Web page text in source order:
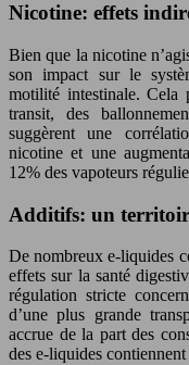
Nicotine: effets
Bien que la nicotine
son impact sur le
motilité intestinale. Cela
transit, des
suggèrent une
nicotine et une
12% des vapoteurs
Additifs: un
De nombreux e-liquides
effets sur la santé
régulation stricte
d’une plus grande
accrue de la part des
des e-liquides